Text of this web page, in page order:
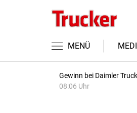
MENÜ
Gewinn bei Daimler
08:06 Uhr